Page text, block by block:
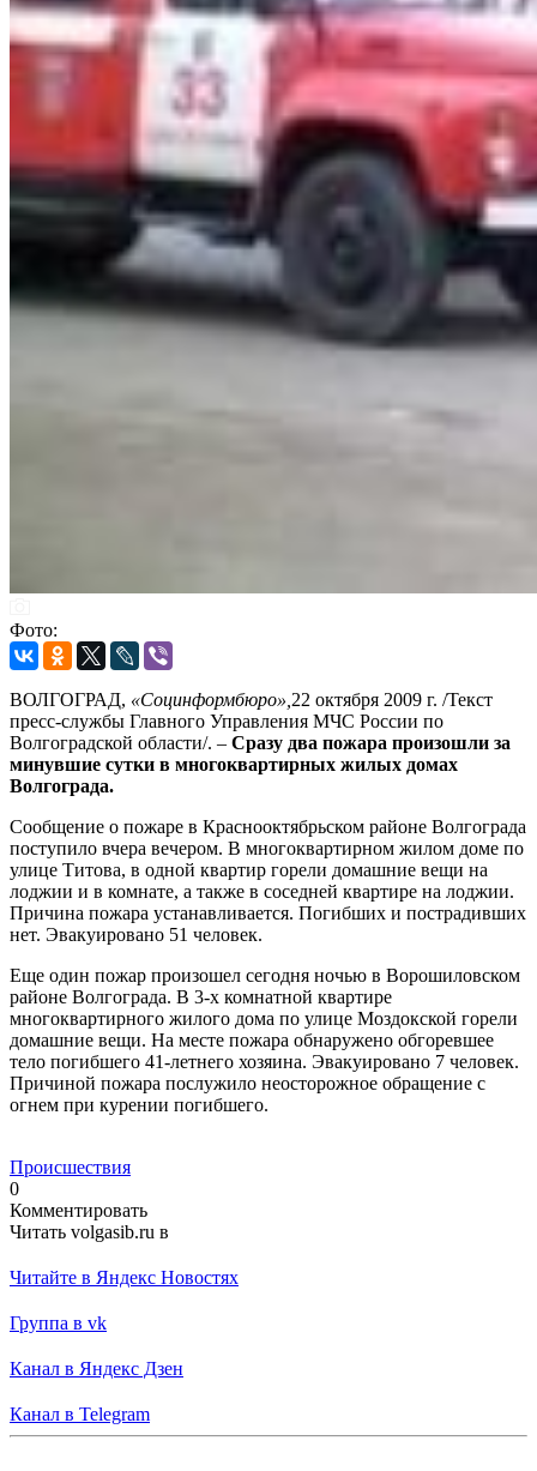
Фото:
ВОЛГОГРАД, «Социнформбюро», 22 октября 2009 г. /Текст
пресс-службы Главного Управления МЧС России по
Волгоградской области/. – Сразу два пожара произошли за
минувшие сутки в многоквартирных жилых домах
Волгограда.
Сообщение о пожаре в Краснооктябрьском районе Волгограда
поступило вчера вечером. В многоквартирном жилом доме по
улице Титова, в одной квартир горели домашние вещи на
лоджии и в комнате, а также в соседней квартире на лоджии.
Причина пожара устанавливается. Погибших и пострадивших
нет. Эвакуировано 51 человек.
Еще один пожар произошел сегодня ночью в Ворошиловском
районе Волгограда. В 3-х комнатной квартире
многоквартирного жилого дома по улице Моздокской горели
домашние вещи. На месте пожара обнаружено обгоревшее
тело погибшего 41-летнего хозяина. Эвакуировано 7 человек.
Причиной пожара послужило неосторожное обращение с
огнем при курении погибшего.
Происшествия
0
Комментировать
Читать volgasib.ru в
Читайте в Яндекс Новостях
Группа в vk
Канал в Яндекс Дзен
Канал в Telegram